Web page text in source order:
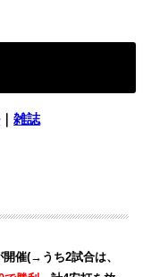
｜雑誌
催(→うち2試合は、